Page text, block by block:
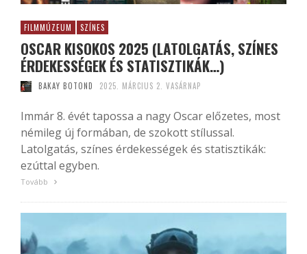
FILMMÚZEUM SZÍNES
OSCAR KISOKOS 2025 (LATOLGATÁS, SZÍNES
ÉRDEKESSÉGEK ÉS STATISZTIKÁK…)
BAKAY BOTOND 2025. MÁRCIUS 2. VASÁRNAP
Immár 8. évét tapossa a nagy Oscar előzetes, most
némileg új formában, de szokott stílussal.
Latolgatás, színes érdekességek és statisztikák:
ezúttal egyben.
Tovább